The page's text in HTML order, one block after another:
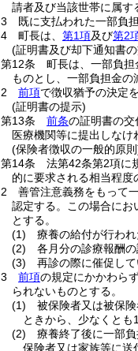
請者及び当該世帯に属す
3
既に支払われた一部負
4
町長は、 第1項及び第2
(証明書及び却下通知書
第12条
町長は、一部負担
ものとし、一部負担金
2
前項で徴収猶予の決定
(証明書の提示)
第13条
前条の証明書の
医療機関等に提出しなけ
(保険者徴収の一般的原
第14条
法第42条第2項に
的に要求される相当程度
2
善管注意義務をもって
認定する。
この場合にお
とする。
(1)
療養の給付が行わ
(2)
各月分の診療報酬
(3)
再診の際に催促して
3
前項の規定にかかわら
られないものとする。
(1)
被保険者又は被保
ときから、少なくとも
(2)
療養終了後に一部
保険者又は家族等に送